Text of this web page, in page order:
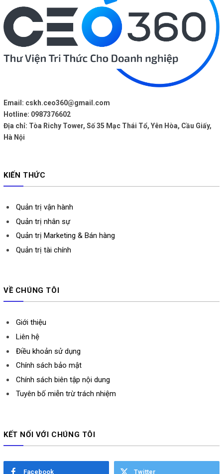
Email: cskh.ceo360@gmail.com
Hotline: 0987376602
Địa chỉ: Tòa Richy Tower, Số 35 Mạc Thái Tổ, Yên Hòa, Cầu Giấy,
Hà Nội
KIẾN THỨC
Quản trị vận hành
Quản trị nhân sự
Quản trị Marketing & Bán hàng
Quản trị tài chính
VỀ CHÚNG TÔI
Giới thiệu
Liên hệ
Điều khoản sử dụng
Chính sách bảo mật
Chính sách biên tập nội dung
Tuyên bố miễn trừ trách nhiệm
KẾT NỐI VỚI CHÚNG TÔI
Facebook Twitter